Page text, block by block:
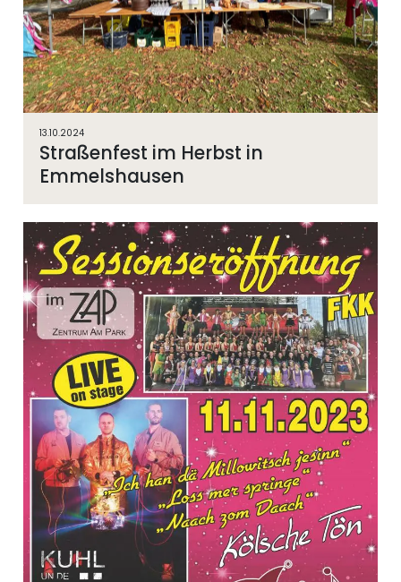
13.10.2024
Straßenfest im Herbst in
Emmelshausen